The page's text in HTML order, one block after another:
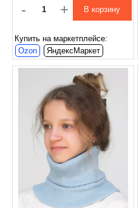
- + В корзину
Купить на маркетплейсе:
Ozon
ЯндексМаркет